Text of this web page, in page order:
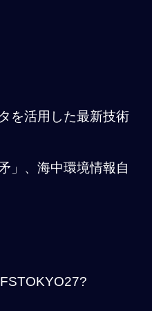
を活用した最新技術
」、海中環境情報自